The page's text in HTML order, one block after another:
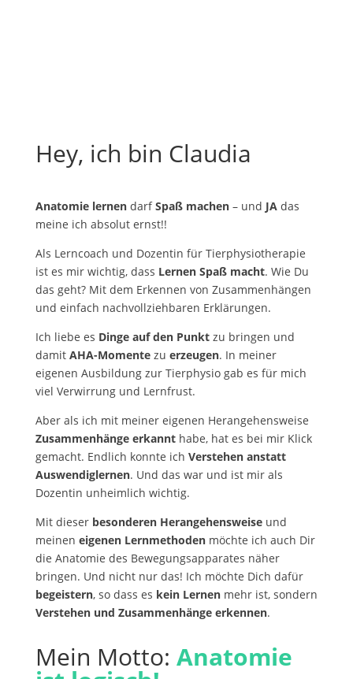
Hey, ich bin Claudia
Anatomie lernendarfSpaß machen– und JAdas
meine ich absolut ernst!!
Als Lerncoach und Dozentin für Tierphysiotherapie
ist es mir wichtig, dass Lernen Spaß macht. Wie Du
das geht? Mit dem Erkennen von Zusammenhängen
und einfach nachvollziehbaren Erklärungen.
Ich liebe es Dinge auf den Punktzu bringen und
damit AHA-Momentezu erzeugen. In meiner
eigenen Ausbildung zur Tierphysio gab es für mich
viel Verwirrung und Lernfrust.
Aber als ich mit meiner eigenen Herangehensweise
Zusammenhänge erkannthabe, hat es bei mir Klick
gemacht. Endlich konnte ich Verstehen anstatt
Auswendiglernen. Und das war und ist mir als
Dozentin unheimlich wichtig.
Mit dieser besonderen Herangehensweiseund
meinen eigenen Lernmethodenmöchte ich auch Dir
die Anatomie des Bewegungsapparates näher
bringen. Und nicht nur das! Ich möchte Dich dafür
begeistern, so dass es kein Lernenmehr ist, sondern
Verstehen und Zusammenhänge erkennen.
Mein Motto: Anatomie